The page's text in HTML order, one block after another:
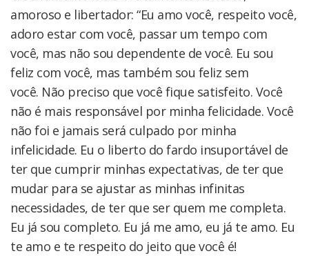
amoroso e libertador: “Eu amo você, respeito você,
adoro estar com você, passar um tempo com
você, mas não sou dependente de você. Eu sou
feliz com você, mas também sou feliz sem
você. Não preciso que você fique satisfeito. Você
não é mais responsável por minha felicidade. Você
não foi e jamais será culpado por minha
infelicidade. Eu o liberto do fardo insuportável de
ter que cumprir minhas expectativas, de ter que
mudar para se ajustar as minhas infinitas
necessidades, de ter que ser quem me completa.
Eu já sou completo. Eu já me amo, eu já te amo. Eu
te amo e te respeito do jeito que você é!